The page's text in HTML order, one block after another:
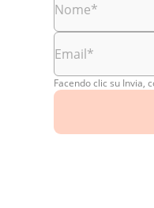
Nome*
Email*
Facendo clic su Invia,